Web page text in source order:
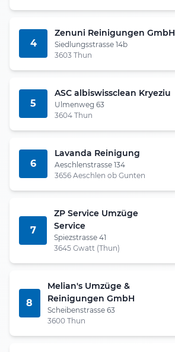
4
Zenuni Reinigungen GmbH
Siedlungsstrasse 14b
3603 Thun
5
ASC albiswissclean Kryeziu
Ulmenweg 63
3604 Thun
6
Lavanda Reinigung
Aeschlenstrasse 134
3656 Aeschlen ob Gunten
7
ZP Service Umzüge
Service
Spiezstrasse 41
3645 Gwatt (Thun)
8
Melian's Umzüge &
Reinigungen GmbH
Scheibenstrasse 63
3600 Thun